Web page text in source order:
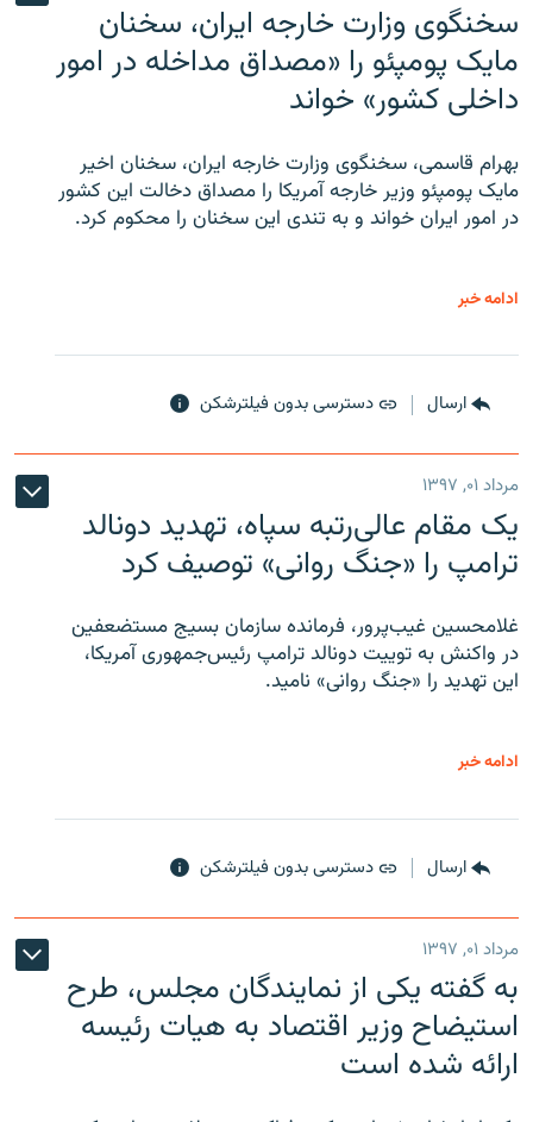
سخنگوی وزارت خارجه ایران، سخنان
مایک پومپئو را «مصداق مداخله در امور
داخلی کشور» خواند
بهرام قاسمی، سخنگوی وزارت خارجه ایران، سخنان اخیر
مایک پومپئو وزیر خارجه آمریکا را مصداق دخالت این کشور
در امور ایران خواند و به تندی این سخنان را محکوم کرد.
ادامه خبر
ارسال دسترسی بدون فیلترشکن
مرداد ۰۱, ۱۳۹۷
یک مقام عالی‌رتبه سپاه، تهدید دونالد
ترامپ را «جنگ روانی» توصیف کرد
غلامحسین غیب‌پرور، فرمانده سازمان بسیج مستضعفین
در واکنش به توییت دونالد ترامپ رئیس‌جمهوری آمریکا،
این تهدید را «جنگ روانی» نامید.
ادامه خبر
ارسال دسترسی بدون فیلترشکن
مرداد ۰۱, ۱۳۹۷
به گفته یکی از نمایندگان مجلس، طرح
استیضاح وزیر اقتصاد به هیات رئیسه
ارائه شده است